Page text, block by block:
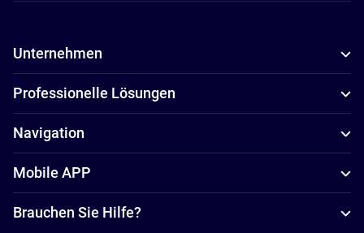
Unternehmen
Professionelle Lösungen
Navigation
Mobile APP
Brauchen Sie Hilfe?